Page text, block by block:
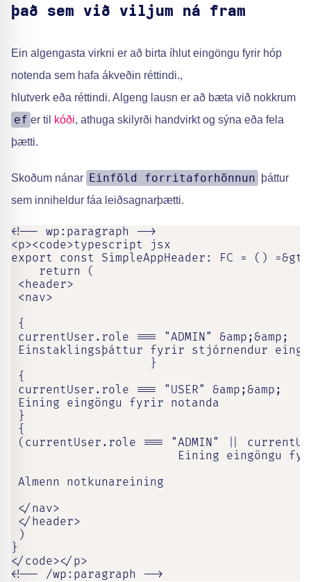
það sem við viljum ná fram
Ein algengasta virkni er að birta íhlut eingöngu fyrir hóp
notenda sem hafa ákveðin réttindi.,
hlutverk eða réttindi. Algeng lausn er að bæta við nokkrum
ef er til kóði, athuga skilyrði handvirkt og sýna eða fela
þætti.
Skoðum nánar Einföld forritaforhönnun
þáttur
sem inniheldur fáa leiðsagnarþætti.
<!-- wp:paragraph -->
<p><code>typescript jsx
export const SimpleAppHeader: FC = ()
    return (
<header>
<nav>
{
currentUser.role === "ADMIN" &amp;&amp;
Einstaklingsþáttur fyrir stjórnendur
                    }
{
currentUser.role === "USER" &amp;&amp;
Eining eingöngu fyrir notanda
}
{
(currentUser.role === "ADMIN" ||
Eining eingöngu
Almenn notkunareining
</nav>
</header>
)
}
</code></p>
<!-- /wp:paragraph -->